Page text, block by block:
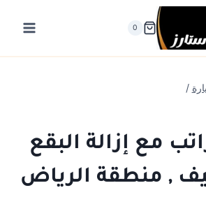
0
/
مع إزالة البقع
, منطقة الرياض